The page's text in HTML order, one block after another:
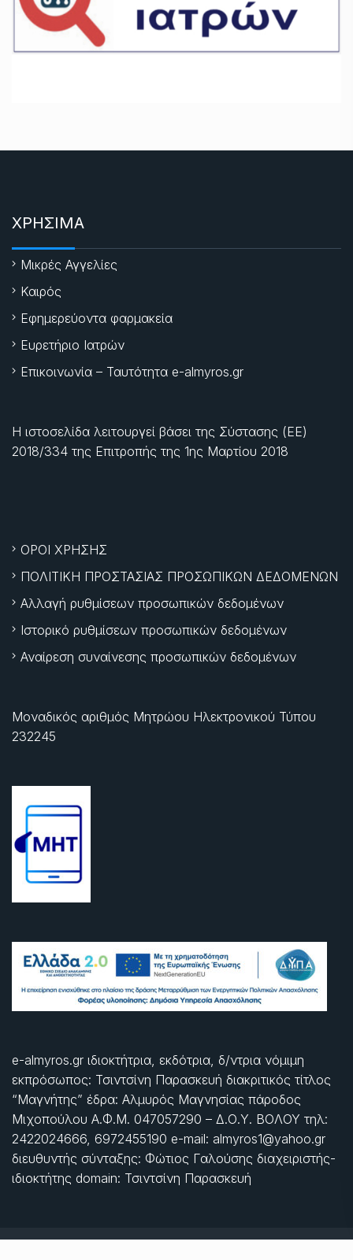
ΧΡΗΣΙΜΑ
Μικρές Αγγελίες
Καιρός
Εφημερεύοντα φαρμακεία
Ευρετήριο Ιατρών
Επικοινωνία – Ταυτότητα e-almyros.gr
Η ιστοσελίδα λειτουργεί βάσει της Σύστασης (ΕΕ)
2018/334 της Επιτροπής της 1ης Μαρτίου 2018
ΟΡΟΙ ΧΡΗΣΗΣ
ΠΟΛΙΤΙΚΗ ΠΡΟΣΤΑΣΙΑΣ ΠΡΟΣΩΠΙΚΩΝ ΔΕΔΟΜΕΝΩΝ
Αλλαγή ρυθμίσεων προσωπικών δεδομένων
Ιστορικό ρυθμίσεων προσωπικών δεδομένων
Αναίρεση συναίνεσης προσωπικών δεδομένων
Μοναδικός αριθμός Μητρώου Ηλεκτρονικού Τύπου
232245
e-almyros.gr ιδιοκτήτρια, εκδότρια, δ/ντρια νόμιμη
εκπρόσωπος: Τσιντσίνη Παρασκευή διακριτικός τίτλος
“Μαγνήτης” έδρα: Αλμυρός Μαγνησίας πάροδος
Μιχοπούλου Α.Φ.Μ. 047057290 – Δ.Ο.Υ. ΒΟΛΟΥ τηλ:
2422024666, 6972455190 e-mail: almyros1@yahoo.gr
διευθυντής σύνταξης: Φώτιος Γαλούσης διαχειριστής-
ιδιοκτήτης domain: Τσιντσίνη Παρασκευή